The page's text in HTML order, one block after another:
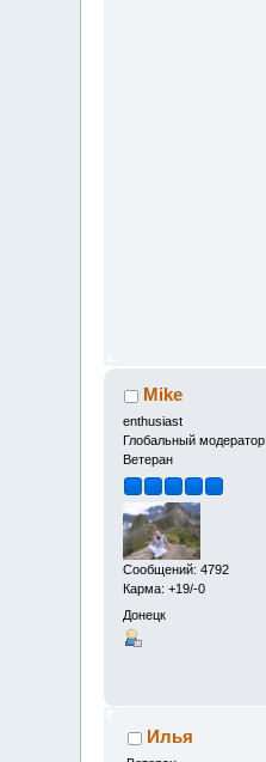
Mike
enthusiast
Глобальный модератор
Ветеран
Сообщений: 4792
Карма: +19/-0
Донецк
Илья